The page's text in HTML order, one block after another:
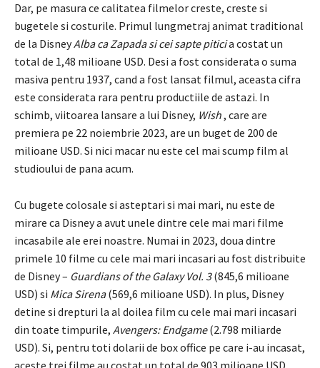
Dar, pe masura ce calitatea filmelor creste, creste si
bugetele si costurile. Primul lungmetraj animat traditional
de la DisneyAlba ca Zapada si cei sapte piticia costat un
total de 1,48 milioane USD. Desi a fost considerata o suma
masiva pentru 1937, cand a fost lansat filmul, aceasta cifra
este considerata rara pentru productiile de astazi. In
schimb, viitoarea lansare a lui Disney, Wish, care are
premiera pe 22 noiembrie 2023, are un buget de 200 de
milioane USD. Si nici macar nu este cel mai scump film al
studioului de pana acum.
Cu bugete colosale si asteptari si mai mari, nu este de
mirare ca Disney a avut unele dintre cele mai mari filme
incasabile ale erei noastre. Numai in 2023, doua dintre
primele 10 filme cu cele mai mari incasari au fost distribuite
de Disney – Guardians of the Galaxy Vol. 3(845,6 milioane
USD) si Mica Sirena(569,6 milioane USD). In plus, Disney
detine si drepturi la al doilea film cu cele mai mari incasari
din toate timpurile, Avengers: Endgame(2.798 miliarde
USD). Si, pentru toti dolarii de box office pe care i-au incasat,